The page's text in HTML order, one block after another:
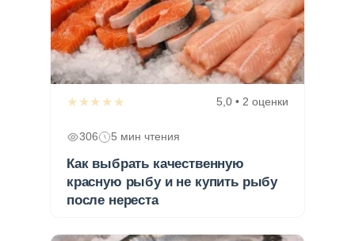
★★★★★ 5,0 • 2 оценки
306 5 мин чтения
Как выбрать качественную
красную рыбу и не купить рыбу
после нереста